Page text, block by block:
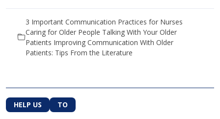
3 Important Communication Practices for Nurses
Caring for Older People Talking With Your Older
Patients Improving Communication With Older
Patients: Tips From the Literature
HELP US TO